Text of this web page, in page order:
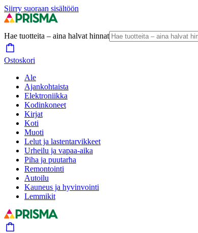
Siirry suoraan sisältöön
Hae tuotteita – aina halvat hinnat
Ostoskori
Ale
Ajankohtaista
Elektroniikka
Kodinkoneet
Kirjat
Koti
Muoti
Lelut ja lastentarvikkeet
Urheilu ja vapaa-aika
Piha ja puutarha
Remontointi
Autoilu
Kauneus ja hyvinvointi
Lemmikit